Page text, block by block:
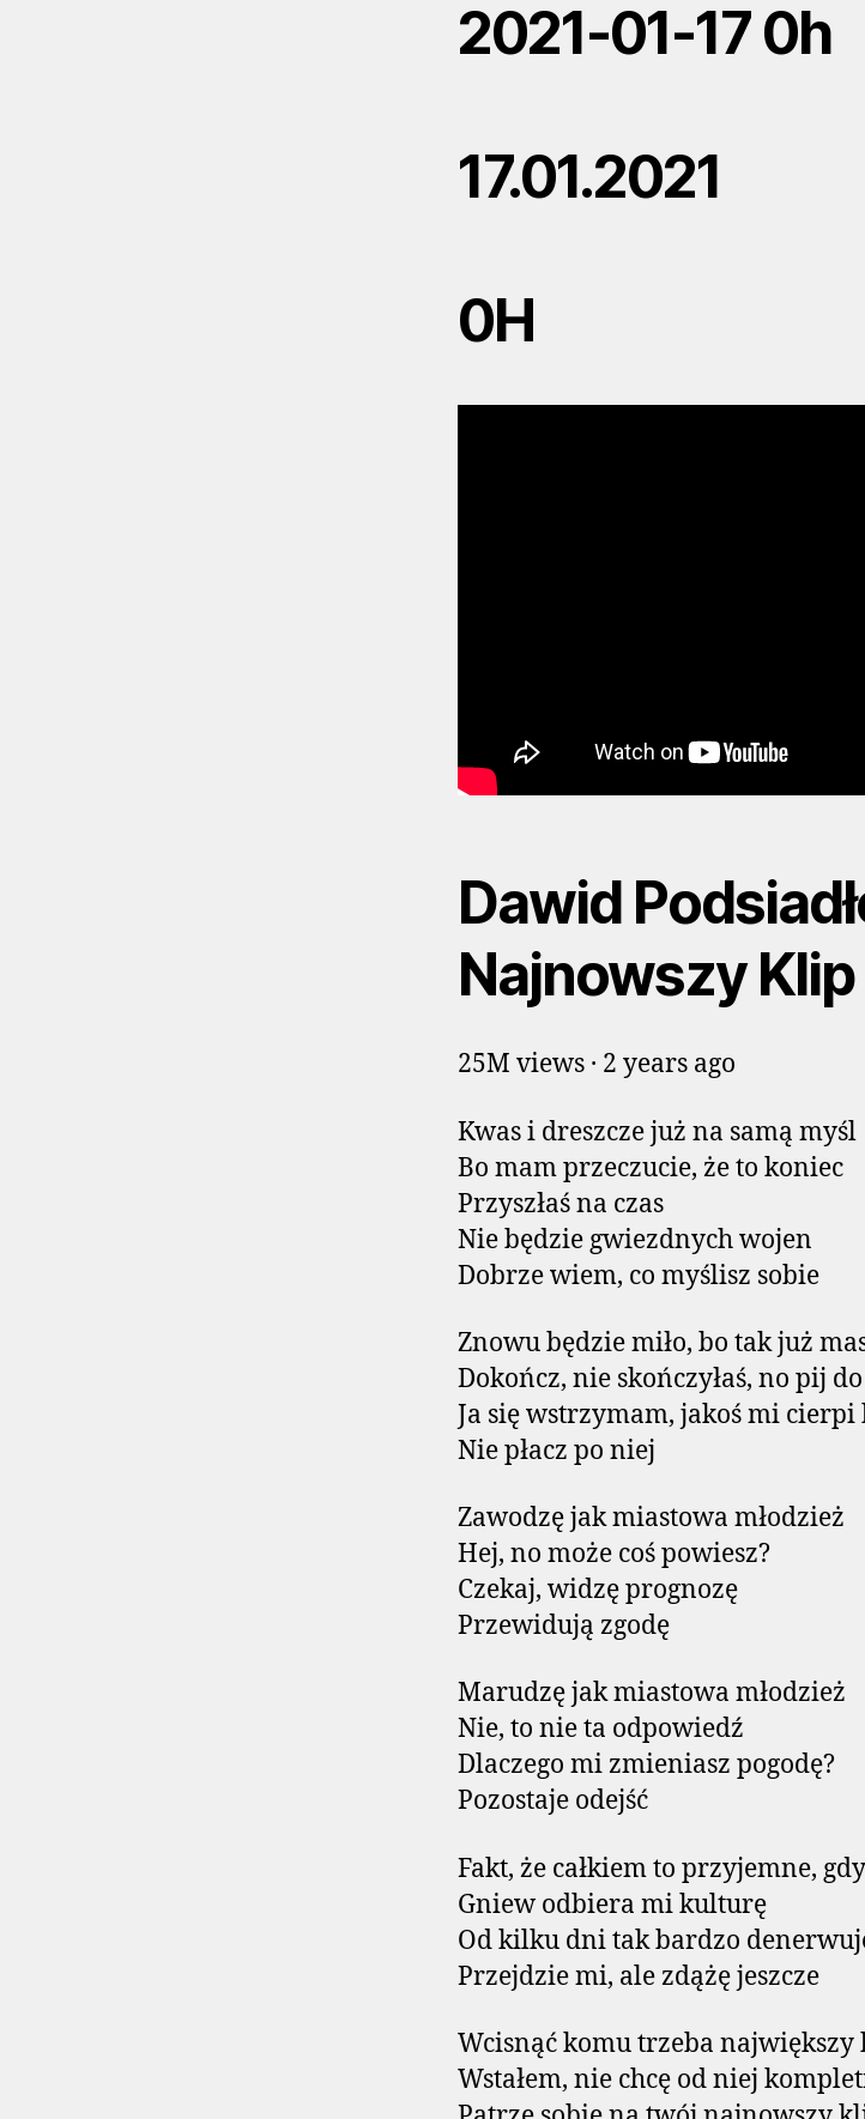
2021-01-17 0h
17.01.2021
0H
Dawid
Najnowszy Klip
25M views · 2 years ago
Kwas i dreszcze już na samą myśl
Bo mam przeczucie, że to koniec
Przyszłaś na czas
Nie będzie gwiezdnych wojen
Dobrze wiem, co myślisz sobie
Znowu będzie miło, bo tak już
Dokończ, nie skończyłaś, no pij
Ja się wstrzymam, jakoś mi
Nie płacz po niej
Zawodzę jak miastowa młodzież
Hej, no może coś powiesz?
Czekaj, widzę prognozę
Przewidują zgodę
Marudzę jak miastowa młodzież
Nie, to nie ta odpowiedź
Dlaczego mi zmieniasz pogodę?
Pozostaje odejść
Fakt, że całkiem to przyjemne, gdy
Gniew odbiera mi kulturę
Od kilku dni tak bardzo
Przejdzie mi, ale zdążę jeszcze
Wcisnąć komu trzeba największy
Wstałem, nie chcę od niej